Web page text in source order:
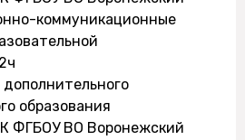
коммуникационные
образования
ФГБОУ ВО Воронежский